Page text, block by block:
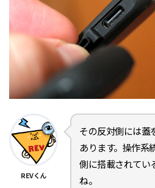
REVくん
その反対側には蓋
あります。操作系
側に搭載されてい
ね。